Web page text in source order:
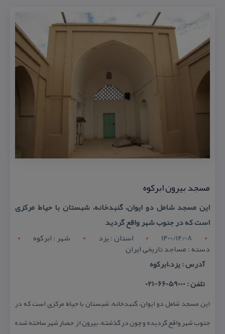
مسجد بیرون ابركوه
این مسجد شامل دو ایوان، گنبدخانه، شبستان با حیاط مركزی
است كه در جنوب شهر واقع گردید
1400/12/08
استان : يزد شهر : ابركوه
دسته : مساجد تاریخی ایران
آدرس : یزد،ابركوه
تلفن : 66059000-021
این مسجد شامل دو ایوان، گنبدخانه، شبستان با حیاط مركزی است كه در
جنوب شهر واقع گردیده و چون در گذشته، بیرون از حصار شهر ساخته شده